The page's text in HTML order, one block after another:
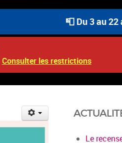
📮 Du 3 au 22
Consulter les restrictions
Le